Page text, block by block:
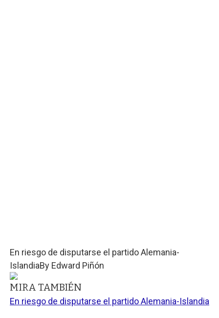
En riesgo de disputarse el partido Alemania-
IslandiaBy Edward Piñón
MIRA TAMBIÉN
En riesgo de disputarse el partido Alemania-Islandia